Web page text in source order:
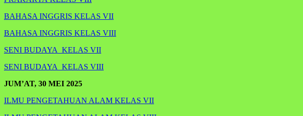
BAHASA INGGRIS KELAS VII
BAHASA INGGRIS KELAS VIII
SENI BUDAYA KELAS VII
SENI BUDAYA KELAS VIII
JUM’AT, 30 MEI 2025
ILMU PENGETAHUAN ALAM KELAS VII